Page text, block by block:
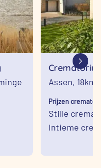
Assen
Assen, 18km
Prijzen
Stille
Intieme